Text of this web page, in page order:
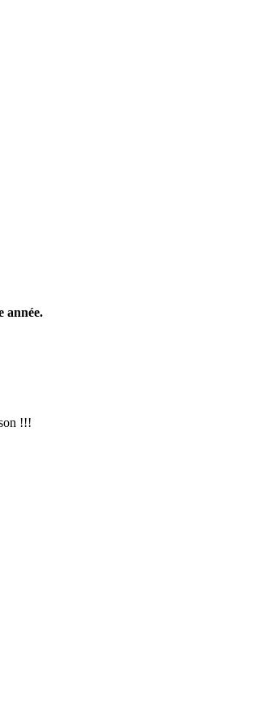
année.
!!!